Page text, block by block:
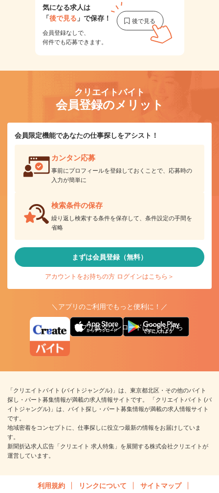
気になる求人は
「後で見る 」で保存！
会員登録なしで、
何件でも応募できます。
クリエイトバイト
会員登録のメリット
会員限定機能であなたの仕事探しをアシスト！
カンタン応募
事前にプロフィールを登録しておくことで、応募時の
入力が簡単に
検索条件の保存
繰り返し検索する条件を保存して、条件設定の手間を
省略
まずは会員登録（無料）
アカウントをお持ちの方 ログインはこちら＞
＼アプリのご利用でもっと便利に！／
アプリ版ダウンロードはこちらから
「クリエイトバイト (バイトジャングル)」は、東京都北区・その他のバイト
探し・パート募集情報が満載の求人情報サイトです。 「クリエイトバイト (バ
イトジャングル)」は、バイト探し・パート募集情報が満載の求人情報サイト
です。
地域密着をコンセプトに、仕事探しに役立つ最新の情報をお届けしていま
す。
新聞折込求人広告「クリエイト 求人特集」を展開する株式会社クリエイトが
運営しています。
利用規約 リンクについて サイトマップ